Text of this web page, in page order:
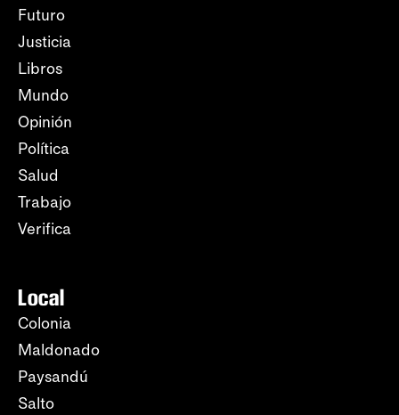
Futuro
Justicia
Libros
Mundo
Opinión
Política
Salud
Trabajo
Verifica
Local
Colonia
Maldonado
Paysandú
Salto